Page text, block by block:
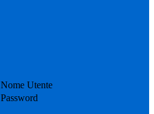
Nome Utente
Password